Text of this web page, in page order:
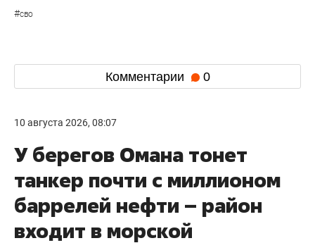
#сво
Комментарии 0
10 августа 2026, 08:07
У берегов Омана тонет
танкер почти с миллионом
баррелей нефти – район
входит в морской